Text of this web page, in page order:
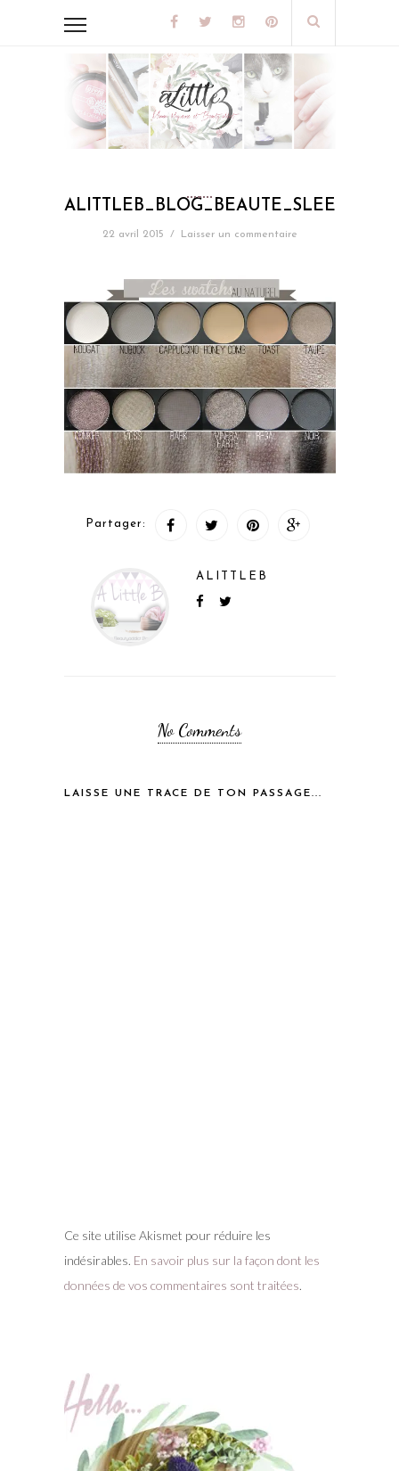
22 avril 2015 / Laisser un commentaire
Partager:
ALITTLEB
No Comments
LAISSE UNE TRACE DE TON PASSAGE...
Ce site utilise Akismet pour réduire les
indésirables. En savoir plus sur la façon dont les
données de vos commentaires sont traitées.